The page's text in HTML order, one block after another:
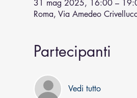
31 mag 2025, 16:00 –
Roma, Via Amedeo
Partecipanti
Vedi tutto